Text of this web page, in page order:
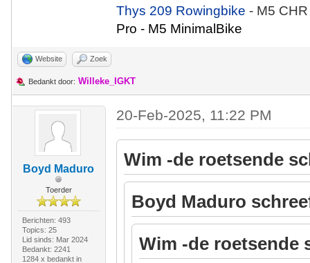
Thys 209 Rowingbike- M5
Pro - M5 MinimalBike
Website Zoek
Bedankt door: Willeke_IGKT
Boyd Maduro
Toerder
Berichten: 493
Topics: 25
Lid sinds: Mar 2024
Bedankt: 2241
1284 x bedankt in
20-Feb-2025, 11:22 PM
Wim -de roetsende
Boyd Maduro
Wim -de roetsende